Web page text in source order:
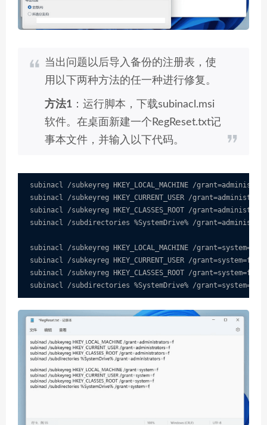
当出问题以后导入备份的注册表，使
用以下两种方法的任一种进行修复。
方法1 ：运行脚本，下载subinacl.msi
软件。在桌面新建一个RegReset.txt记
事本文件，并输入以下代码。
subinacl /subkeyreg HKEY_LOCAL_MACHINE /
subinacl /subkeyreg HKEY_CURRENT_USER /
subinacl /subkeyreg HKEY_CLASSES_ROOT /
subinacl /subdirectories %SystemDrive% /
subinacl /subkeyreg HKEY_LOCAL_MACHINE /grant=system=f
subinacl /subkeyreg HKEY_CURRENT_USER /grant=system=f
subinacl /subkeyreg HKEY_CLASSES_ROOT /grant=system=f
subinacl /subdirectories %SystemDrive% /grant=system=f